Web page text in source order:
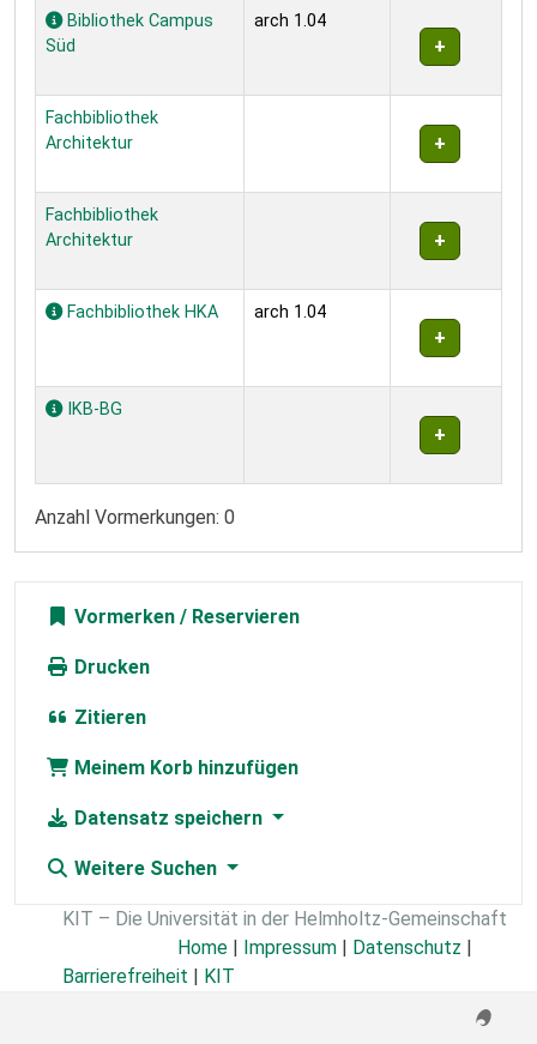
Exemplare
Bibliothek Campus
Süd
arch 1.04
Fachbibliothek
Architektur
Fachbibliothek
Architektur
Fachbibliothek HKA arch 1.04
IKB-BG
Anzahl Vormerkungen: 0
Vormerken
Drucken
Zitieren
Meinem Korb hinzufügen
Datensatz speichern
Weitere Suchen
KIT – Die Universität in der Helmholtz-Gemeinschaft
Home | Impressum | Datenschutz |
Barrierefreiheit | KIT